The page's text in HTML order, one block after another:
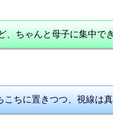
、ちゃんと母子に集中で
こちに置きつつ、視線は